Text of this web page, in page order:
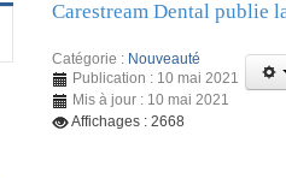
Carestream Dental publie
Catégorie : Nouveauté
Publication : 10 mai 2021
Mis à jour : 10 mai 2021
Affichages : 2668